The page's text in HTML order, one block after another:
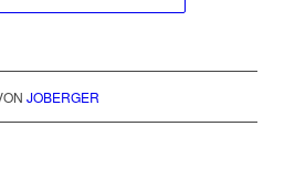
JOBERGER